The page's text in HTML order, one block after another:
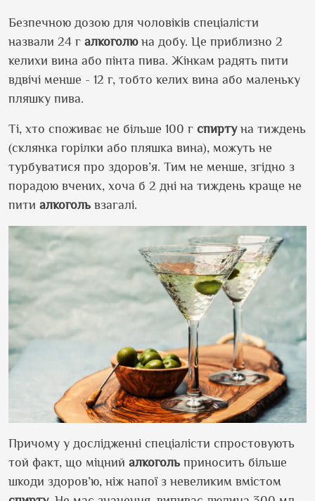
Безпечною дозою для чоловіків спеціалісти
назвали 24 г алкоголюна добу. Це приблизно 2
келихи вина або пінта пива. Жінкам радять пити
вдвічі менше - 12 г, тобто келих вина або маленьку
пляшку пива.
Ті, хто споживає не більше 100 г спиртуна тиждень
(склянка горілки або пляшка вина), можуть не
турбуватися про здоров’я. Тим не менше, згідно з
порадою вчених, хоча б 2 дні на тиждень краще не
пити алкоголь взагалі.
Причому у дослідженні спеціалісти спростовують
той факт, що міцний алкоголь приносить більше
шкоди здоров’ю, ніж напої з невеликим вмістом